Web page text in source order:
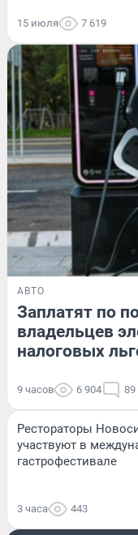
15 июля 7 619
АВТО
Заплатят по
владельцев
налоговых
9 часов 6 904 89
Рестораторы
участвуют в
гастрофестивале
3 часа 443